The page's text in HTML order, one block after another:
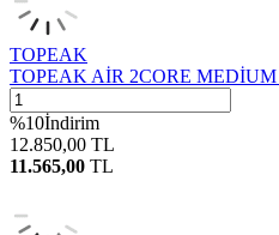
TOPEAK
TOPEAK AİR 2CORE
%10İndirim
12.850,00 TL
11.565,00 TL